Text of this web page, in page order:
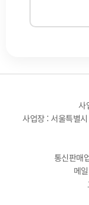
사
사업장 : 서울특별
통신판매
메